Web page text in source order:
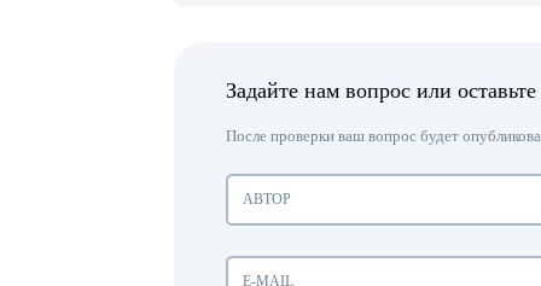
Задайте нам вопрос или
После проверки ваш вопрос будет